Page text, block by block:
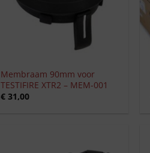
Membraam 90mm voor
TESTIFIRE XTR2 – MEM-001
€ 31,00